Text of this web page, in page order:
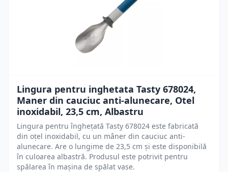
Lingura pentru inghetata Tasty 678024,
Maner din cauciuc anti-alunecare, Otel
inoxidabil, 23,5 cm, Albastru
Lingura pentru înghețată Tasty 678024 este fabricată
din oțel inoxidabil, cu un mâner din cauciuc anti-
alunecare. Are o lungime de 23,5 cm și este disponibilă
în culoarea albastră. Produsul este potrivit pentru
spălarea în mașina de spălat vase.